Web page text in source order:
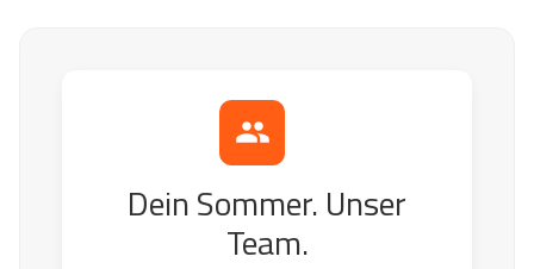
Dein Sommer. Unser
Team.